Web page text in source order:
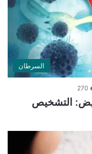
السرطان
270
التشخيص